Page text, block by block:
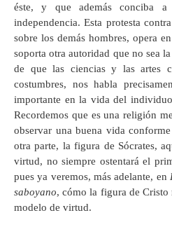
éste, y que además conciba
independencia. Esta protesta
sobre los demás hombres, opera
soporta otra autoridad que no sea
de que las ciencias y las artes
costumbres, nos habla
importante en la vida del
Recordemos que es una religión
observar una buena vida
otra parte, la figura de Sócrates,
virtud, no siempre ostentará el
pues ya veremos, más adelante, en
saboyano, cómo la figura de Cristo
modelo de virtud.